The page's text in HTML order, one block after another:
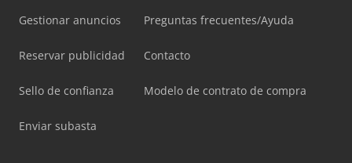
Gestionar anuncios
Reservar publicidad
Sello de confianza
Enviar subasta
Preguntas frecuentes/Ayuda
Contacto
Modelo de contrato de compra